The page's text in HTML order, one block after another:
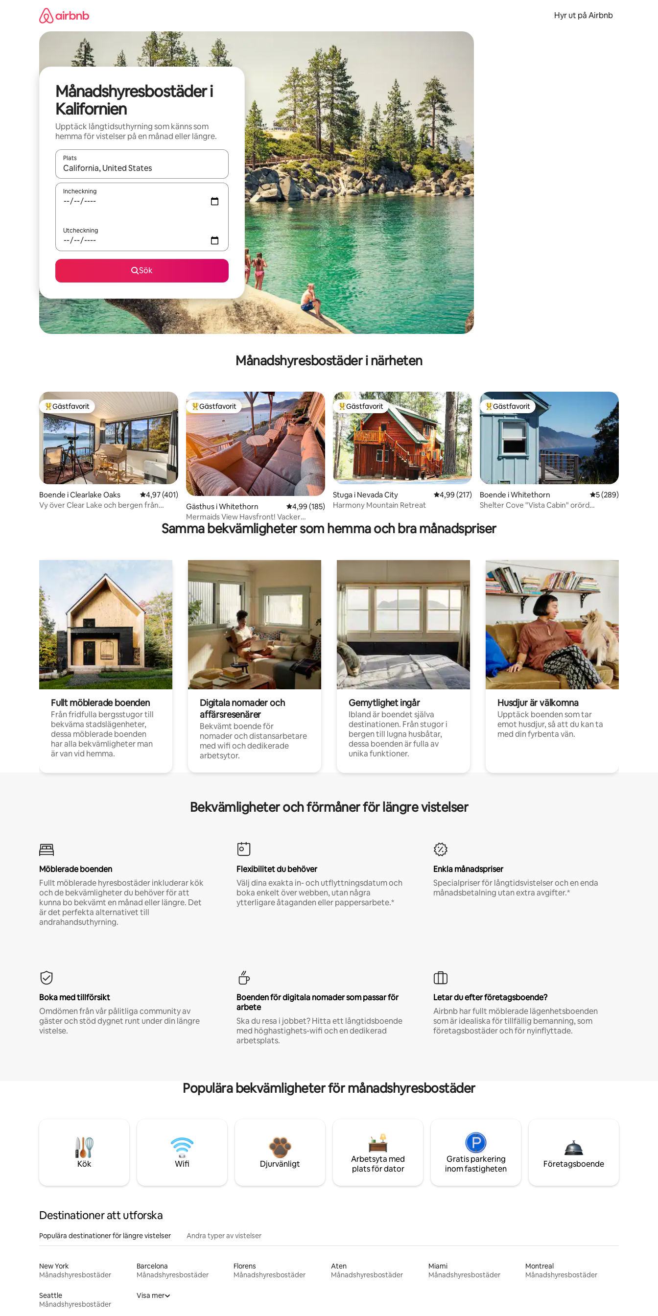
Hyr ut på Airbnb
Månadshyresbostäder i
Kalifornien
Upptäck långtidsuthyrning som känns som
hemma för vistelser på en månad eller längre.
Plats
När resultaten är tillgängliga kan du navigera med upp- och nedåtpilarna eller utforska genom att trycka eller svepa.
Incheckning
Utcheckning
Sök
Månadshyresbostäder i närheten
Populär gästfavorit
Gästfavorit
Boende i Clearlake Oaks 4,97 av 5 i genomsnittligt betyg, 401 omdömen
4,97 (401)
Vy över Clear Lake och bergen från
Populär gästfavorit
Gästfavorit
Gästhus i Whitethorn 4,99 av 5 i genomsnittligt betyg, 185 omdömen
4,99 (185)
Mermaids View Havsfront! Vacker
Husdjur välkomna
Populär gästfavorit
Gästfavorit
Stuga i Nevada City 4,99 av 5 i genomsnittligt betyg, 217 omdömen
4,99 (217)
Harmony Mountain Retreat
Populär gästfavorit
Gästfavorit
Boende i Whitethorn 5 av 5 i
5 (289)
Shelter Cove "Vista Cabin" orörd
Samma bekvämligheter som hemma och bra månadspriser
Fullt möblerade boenden
Från fridfulla bergsstugor till
bekväma stadslägenheter,
dessa möblerade boenden
har alla bekvämligheter man
är van vid hemma.
Digitala nomader och
affärsresenärer
Bekvämt boende för
nomader och distansarbetare
med wifi och dedikerade
arbetsytor.
Gemytlighet ingår
Ibland är boendet själva
destinationen. Från stugor i
bergen till lugna husbåtar,
dessa boenden är fulla av
unika funktioner.
Husdjur är välkomna
Upptäck boenden som tar
emot husdjur, så att du kan ta
med din fyrbenta vän.
Bekvämligheter och förmåner för längre vistelser
Möblerade boenden
Fullt möblerade hyresbostäder inkluderar kök
och de bekvämligheter du behöver för att
kunna bo bekvämt en månad eller längre. Det
är det perfekta alternativet till
andrahandsuthyrning.
Flexibilitet du behöver
Välj dina exakta in- och utflyttningsdatum och
boka enkelt över webben, utan några
ytterligare åtaganden eller pappersarbete.*
Enkla månadspriser
Specialpriser för långtidsvistelser och en enda
månadsbetalning utan extra avgifter.*
Boka med tillförsikt
Omdömen från vår pålitliga community av
gäster och stöd dygnet runt under din längre
vistelse.
Boenden för digitala nomader som passar för
arbete
Ska du resa i jobbet? Hitta ett långtidsboende
med höghastighets-wifi och en dedikerad
arbetsplats.
Letar du efter företagsboende?
Airbnb har fullt möblerade lägenhetsboenden
som är idealiska för tillfällig bemanning, som
företagsbostäder och för nyinflyttade.
Populära bekvämligheter för månadshyresbostäder
Kök Wifi Djurvänligt
Arbetsyta med
plats för dator
Gratis parkering
inom fastigheten
Företagsboende
Destinationer att utforska
Populära destinationer för längre vistelser Andra typer av vistelser
New York
Månadshyresbostäder
Barcelona
Månadshyresbostäder
Florens
Månadshyresbostäder
Aten
Månadshyresbostäder
Miami
Månadshyresbostäder
Montreal
Månadshyresbostäder
Seattle
Månadshyresbostäder
Visa mer